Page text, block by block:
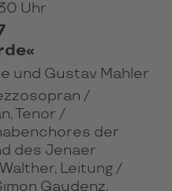
Uhr
und Gustav Mahler
/
, Tenor /
der
des Jenaer
Leitung /
Gaudenz,